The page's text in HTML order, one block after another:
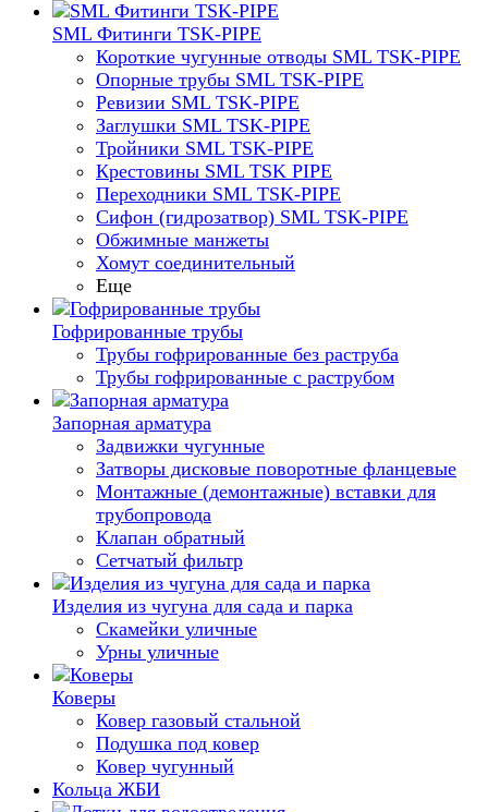
SML Фитинги TSK-PIPE
Короткие чугунные отводы SML TSK-PIPE
Опорные трубы SML TSK-PIPE
Ревизии SML TSK-PIPE
Заглушки SML TSK-PIPE
Тройники SML TSK-PIPE
Крестовины SML TSK PIPE
Переходники SML TSK-PIPE
Сифон (гидрозатвор) SML TSK-PIPE
Обжимные манжеты
Хомут соединительный
Еще
Гофрированные трубы
Трубы гофрированные без раструба
Трубы гофрированные с раструбом
Запорная арматура
Задвижки чугунные
Затворы дисковые поворотные фланцевые
Монтажные (демонтажные) вставки для
трубопровода
Клапан обратный
Сетчатый фильтр
Изделия из чугуна для сада и парка
Скамейки уличные
Урны уличные
Коверы
Ковер газовый стальной
Подушка под ковер
Ковер чугунный
Кольца ЖБИ